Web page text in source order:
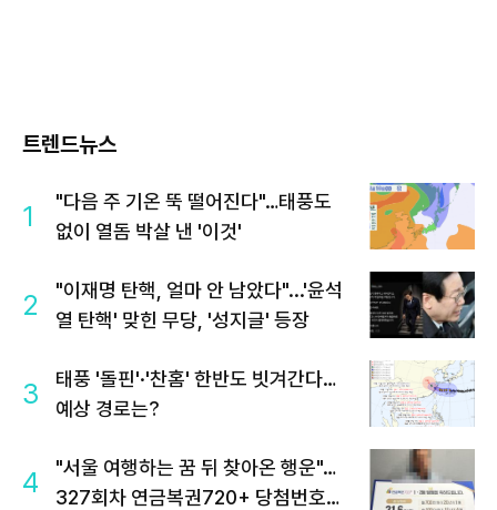
트렌드뉴스
1
"다음 주 기온 뚝 떨어진다"…태풍도
없이 열돔 박살 낸 '이것'
2
"이재명 탄핵, 얼마 안 남았다"...'윤석
열 탄핵' 맞힌 무당, '성지글' 등장
3
태풍 '돌핀'·'찬홈' 한반도 빗겨간다…
예상 경로는?
4
"서울 여행하는 꿈 뒤 찾아온 행운"…
327회차 연금복권720+ 당첨번호조